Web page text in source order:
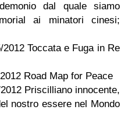
dal quale siamo
ai minatori cinesi;
e Fuga in Re
Map for Peace
innocente,
nostro essere nel Mondo